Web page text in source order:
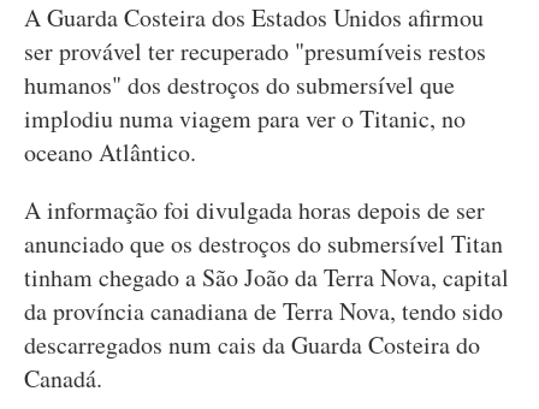
A Guarda Costeira dos Estados Unidos afirmou
ser provável ter recuperado "presumíveis restos
humanos" dos destroços do submersível que
implodiu numa viagem para ver o Titanic, no
oceano Atlântico.
A informação foi divulgada horas depois de ser
anunciado que os destroços do submersível Titan
tinham chegado a São João da Terra Nova, capital
da província canadiana de Terra Nova, tendo sido
descarregados num cais da Guarda Costeira do
Canadá.